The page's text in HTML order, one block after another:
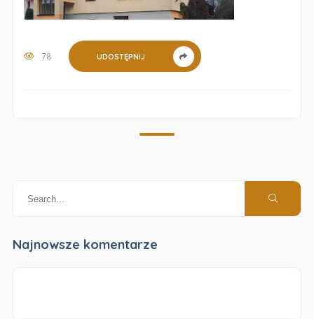
78 UDOSTĘPNIJ
Najnowsze komentarze